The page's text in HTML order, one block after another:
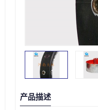
产品描述